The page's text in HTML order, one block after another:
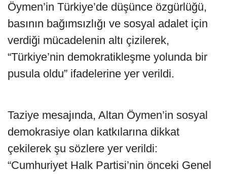
Öymen’in Türkiye’de düşünce özgürlüğü,
basının bağımsızlığı ve sosyal adalet için
verdiği mücadelenin altı çizilerek,
“Türkiye’nin demokratikleşme yolunda bir
pusula oldu” ifadelerine yer verildi.
Taziye mesajında, Altan Öymen’in sosyal
demokrasiye olan katkılarına dikkat
çekilerek şu sözlere yer verildi:
“Cumhuriyet Halk Partisi’nin önceki Genel